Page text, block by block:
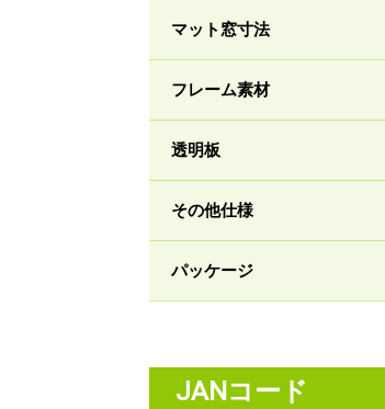
マット窓寸法
フレーム素材
透明板
その他仕様
パッケージ
JANコード